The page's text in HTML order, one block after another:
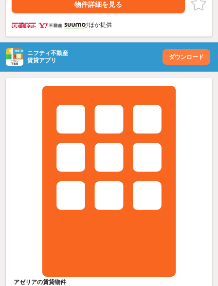
物件詳細を見る
ほか提供
ニフティ不動産
賃貸アプリ
ダウンロード
アゼリアの賃貸物件